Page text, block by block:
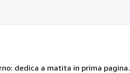
dedica a matita in prima pagina.